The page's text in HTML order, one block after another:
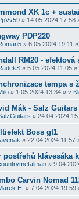
XK 1c +
» 14.05.2024 17:58
PDP220
» 6.05.2024 19:11
RM20 - efektová
» 5.05.2024 11:05 »
tempa s
» 1.05.2024 13:34 » v
Mák - Salz
» 24.04.2024
Boss gt1
» 22.04.2024 11:57
postřehů klávesáka
»
Carvin Nomad
H. » 7.04.2024 19:59